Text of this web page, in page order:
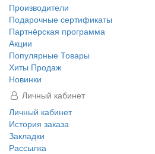
Производители
Подарочные сертификаты
Партнёрская программа
Акции
Популярные Товары
Хиты Продаж
Новинки
Личный кабинет
Личный кабинет
История заказа
Закладки
Рассылка